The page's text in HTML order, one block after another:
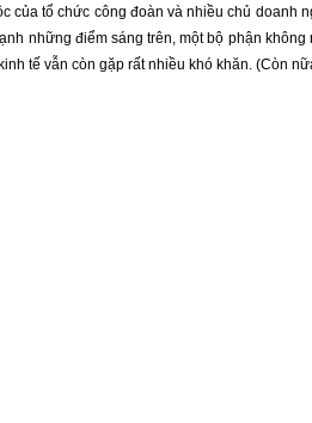
của tổ chức công đoàn và nhiều chủ doanh
những điểm sáng trên, một bộ phận
tế vẫn còn gặp rất nhiều khó khăn. (Còn